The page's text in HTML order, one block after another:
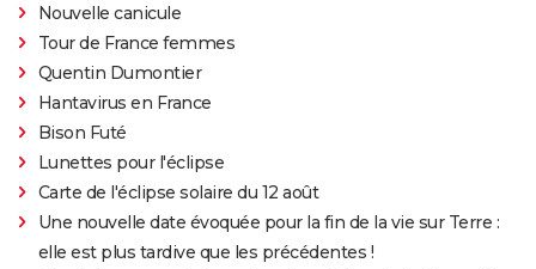
Nouvelle canicule
Tour de France femmes
Quentin Dumontier
Hantavirus en France
Bison Futé
Lunettes pour l'éclipse
Carte de l'éclipse solaire du 12 août
Une nouvelle date évoquée pour la fin de la vie sur Terre :
elle est plus tardive que les précédentes !